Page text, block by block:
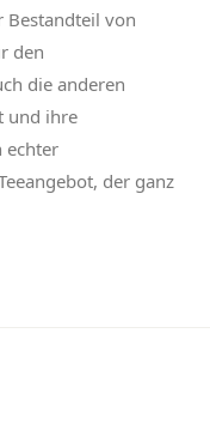
Bestandteil von
den
die anderen
und ihre
echter
der ganz